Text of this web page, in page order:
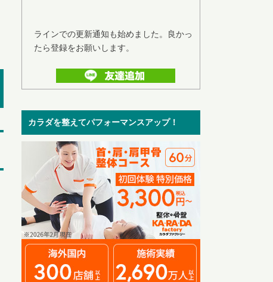
ラインでの更新通知も始めました。良かっ
たら登録をお願いします。
カラダを整えてパフォーマンスアップ！